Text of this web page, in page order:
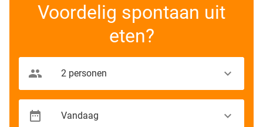
Voordelig spontaan uit
eten?